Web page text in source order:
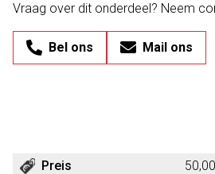
Vraag over dit onderdeel? Neem
Bel ons Mail ons
Preis
50,00